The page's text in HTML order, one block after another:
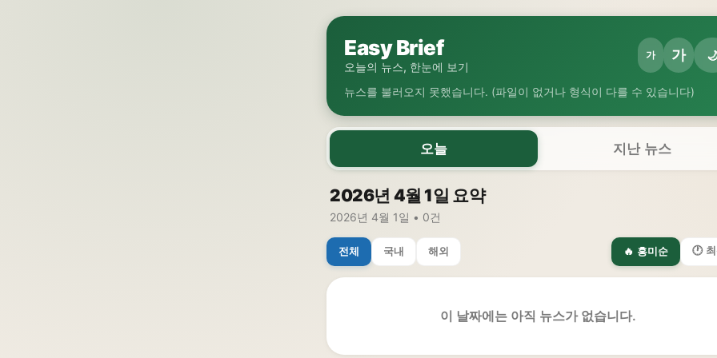
Easy Brief
오늘의 뉴스, 한눈에 보기
가 가
뉴스를 불러오지 못했습니다. (파일이 없거나 형식이 다를 수 있습니다)
오늘 지난 뉴스
2026년 4월 1일 요약
2026년 4월 1일 • 0건
전체 국내 해외 🔥 흥미순 🕐
이 날짜에는 아직 뉴스가 없습니다.